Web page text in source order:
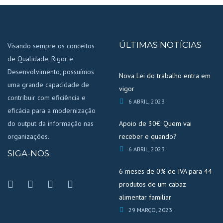
Visando sempre os conceitos
de Qualidade, Rigor e
Desenvolvimento, possuímos
uma grande capacidade de
contribuir com eficiência e
eficácia para a modernização
do output da informação nas
organizações.
SIGA-NOS:
ÚLTIMAS NOTÍCIAS
Nova Lei do trabalho entra em
vigor
6 ABRIL, 2023
Apoio de 30€: Quem vai
receber e quando?
6 ABRIL, 2023
6 meses de 0% de IVA para 44
produtos de um cabaz
alimentar familiar
29 MARÇO, 2023